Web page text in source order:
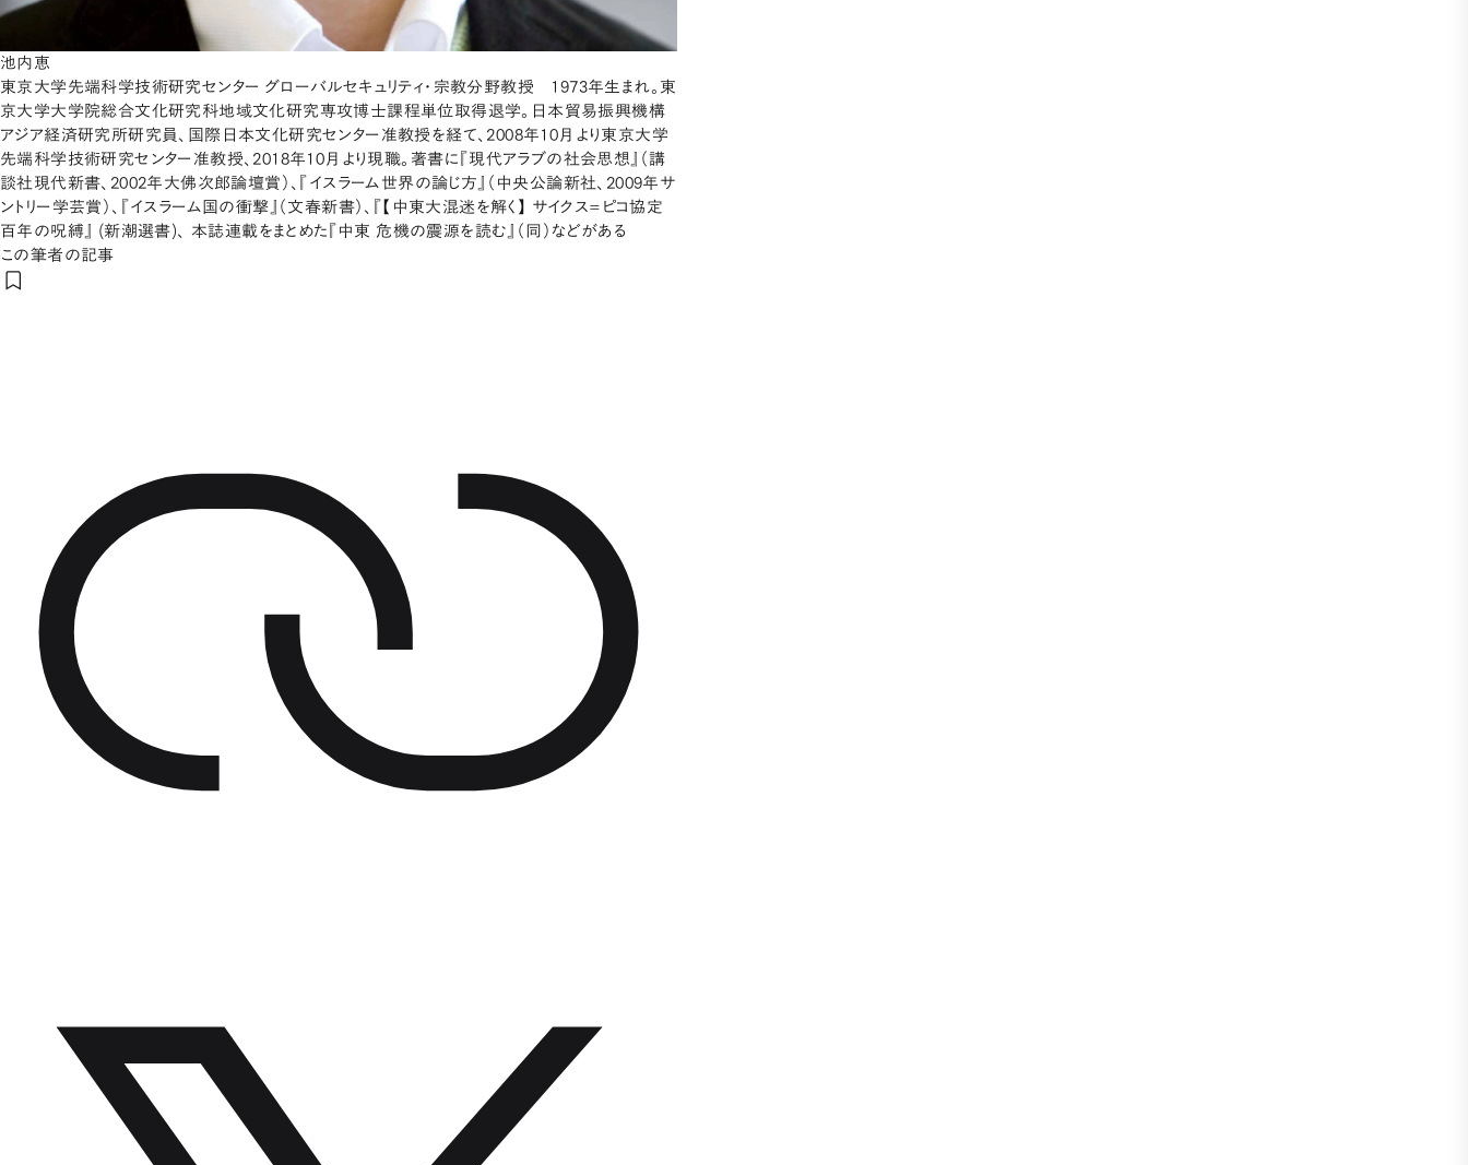
池内恵
東京大学先端科学技術研究センター グローバルセキュリティ・宗教分野教授 1973年生まれ。東
京大学大学院総合文化研究科地域文化研究専攻博士課程単位取得退学。日本貿易振興機構
アジア経済研究所研究員、国際日本文化研究センター准教授を経て、2008年10月より東京大学
先端科学技術研究センター准教授、2018年10月より現職。著書に『現代アラブの社会思想』（講
談社現代新書、2002年大佛次郎論壇賞）、『イスラーム世界の論じ方』（中央公論新社、2009年サ
ントリー学芸賞）、『イスラーム国の衝撃』（文春新書）、『【中東大混迷を解く】 サイクス=ピコ協定
百年の呪縛』 (新潮選書)、 本誌連載をまとめた『中東 危機の震源を読む』（同）などがある
この筆者の記事